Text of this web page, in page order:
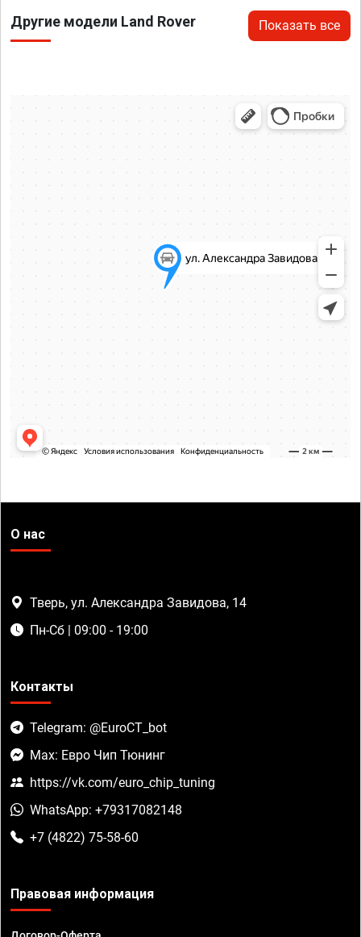
Другие модели Land Rover Показать все
О нас
Тверь, ул. Александра Завидова, 14
Пн-Сб | 09:00 - 19:00
Контакты
Telegram: @EuroCT_bot
Max: Евро Чип Тюнинг
https://vk.com/euro_chip_tuning
WhatsApp: +79317082148
+7 (4822) 75-58-60
Правовая информация